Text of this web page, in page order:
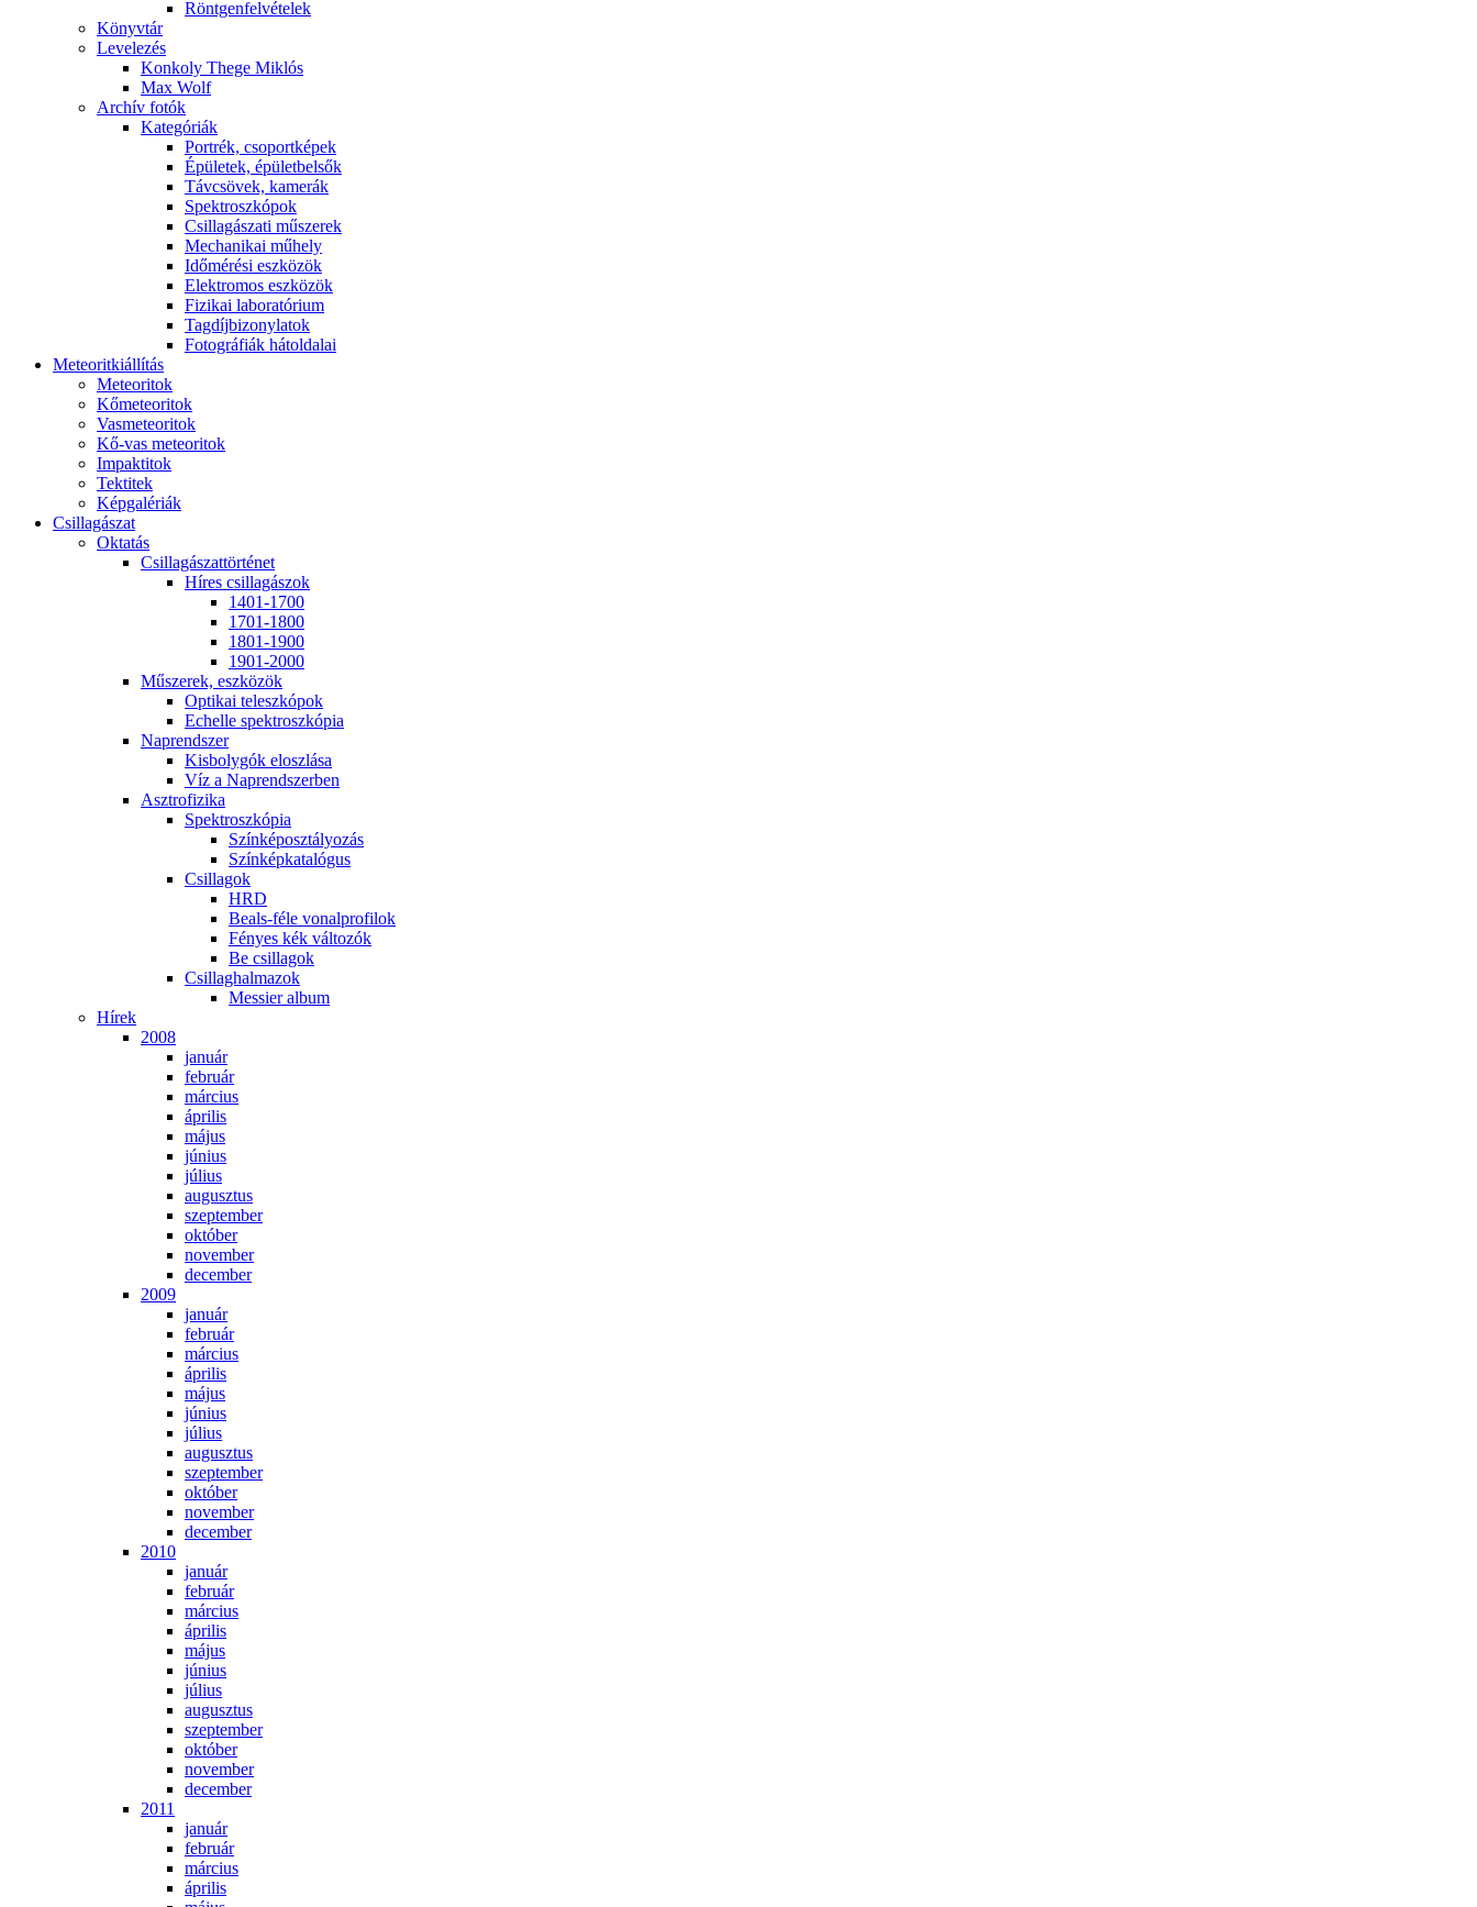
Rönt­gen­fel­vé­te­lek
Könyv­tár
Le­ve­le­zés
Kon­koly The­ge Mik­lós
Max Wolf
Ar­chív fo­tók
Ka­te­gó­ri­ák
Port­rék, cso­port­ké­pek
Épü­le­tek, épü­let­bel­sők
Táv­csö­vek, ka­me­rák
Spekt­rosz­kó­pok
Csil­la­gá­sza­ti mű­sze­rek
Me­cha­ni­kai mű­hely
Idő­mé­ré­si esz­kö­zök
Elekt­ro­mos esz­kö­zök
Fi­zi­kai la­bo­ra­tó­ri­um
Tag­díj­bi­zony­la­tok
Fo­tog­rá­fi­ák hát­ol­da­lai
Me­te­o­rit­ki­ál­lí­tás
Me­te­o­ri­tok
Kő­me­te­o­ri­tok
Vas­me­te­o­ri­tok
Kő-vas me­te­o­ri­tok
Imp­ak­ti­tok
Tek­ti­tek
Kép­ga­lé­ri­ák
Csil­la­gá­szat
Ok­ta­tás
Csil­la­gá­szat­tör­té­net
Hí­res csil­la­gá­szok
1401-1700
1701-1800
1801-1900
1901-2000
Mű­sze­rek, esz­kö­zök
Op­ti­kai te­lesz­kó­pok
Echel­le spekt­rosz­kó­pia
Nap­rend­szer
Kis­boly­gók el­osz­lá­sa
Víz a Nap­rend­szer­ben
Aszt­ro­fi­zi­ka
Spekt­rosz­kó­pia
Szín­kép­osz­tá­lyo­zás
Szín­kép­ka­ta­ló­gus
Csil­la­gok
HRD
Be­als-fé­le vo­nal­pro­fi­lok
Fé­nyes kék vál­to­zók
Be csil­la­gok
Csil­lag­hal­ma­zok
Mes­si­er al­bum
Hí­rek
2008
ja­nu­ár
feb­ru­ár
már­ci­us
áp­ri­lis
má­jus
jú­ni­us
jú­li­us
au­gusz­tus
szep­tem­ber
ok­tó­ber
no­vem­ber
de­cem­ber
2009
ja­nu­ár
feb­ru­ár
már­ci­us
áp­ri­lis
má­jus
jú­ni­us
jú­li­us
au­gusz­tus
szep­tem­ber
ok­tó­ber
no­vem­ber
de­cem­ber
2010
ja­nu­ár
feb­ru­ár
már­ci­us
áp­ri­lis
má­jus
jú­ni­us
jú­li­us
au­gusz­tus
szep­tem­ber
ok­tó­ber
no­vem­ber
de­cem­ber
2011
ja­nu­ár
feb­ru­ár
már­ci­us
áp­ri­lis